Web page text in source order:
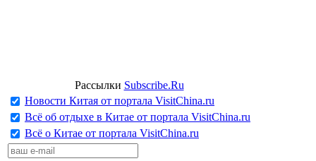
Рассылки Subscribe.Ru
Новости Китая от портала VisitChina.ru
Всё об отдыхе в Китае от портала VisitChina.ru
Всё о Китае от портала VisitChina.ru